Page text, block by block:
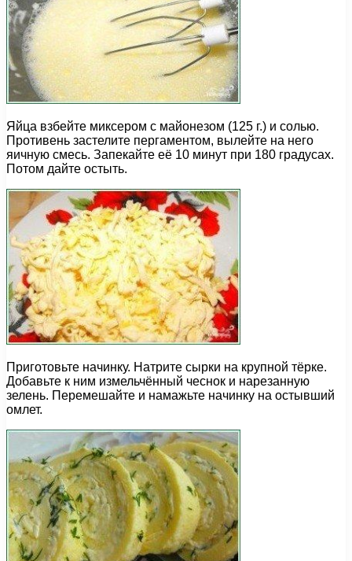
Яйца взбейте миксером с майонезом (125 г.) и солью.
Противень застелите пергаментом, вылейте на него
яичную смесь. Запекайте её 10 минут при 180 градусах.
Потом дайте остыть.
Приготовьте начинку. Натрите сырки на крупной тёрке.
Добавьте к ним измельчённый чеснок и нарезанную
зелень. Перемешайте и намажьте начинку на остывший
омлет.